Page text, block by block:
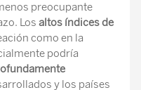
preocupante
Los altos índices de
como en la
podría
y los países